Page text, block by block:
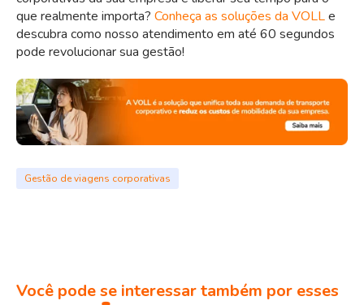
que realmente importa? Conheça as soluções da VOLLe
descubra como nosso atendimento em até 60 segundos
pode revolucionar sua gestão!
Gestão de viagens corporativas
Você pode se interessar também por esses